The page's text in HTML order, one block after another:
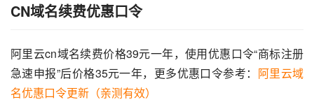
CN域名续费优惠口令
阿里云cn域名续费价格39元一年，使用优惠口令“商标注册
急速申报”后价格35元一年，更多优惠口令参考： 阿里云域
名优惠口令更新（亲测有效）